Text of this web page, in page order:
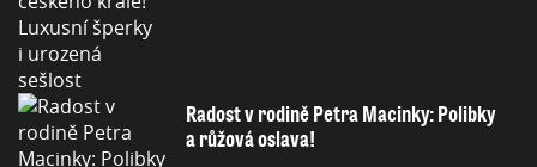
Radost v rodině Petra Macinky: Polibky
a růžová oslava!